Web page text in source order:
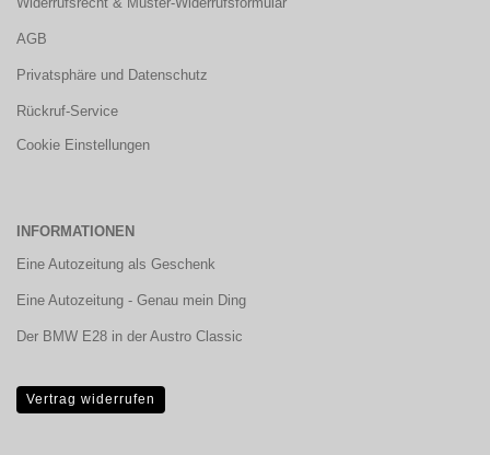
AGB
Privatsphäre und Datenschutz
Rückruf-Service
Cookie Einstellungen
INFORMATIONEN
Eine Autozeitung als Geschenk
Eine Autozeitung - Genau mein Ding
Der BMW E28 in der Austro Classic
Vertrag widerrufen